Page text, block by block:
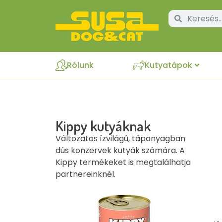
Rólunk Kutyatápok
Kippy kutyáknak
Változatos ízvilágú, tápanyagban
dús konzervek kutyák számára. A
Kippy termékeket is megtalálhatja
partnereinknél.